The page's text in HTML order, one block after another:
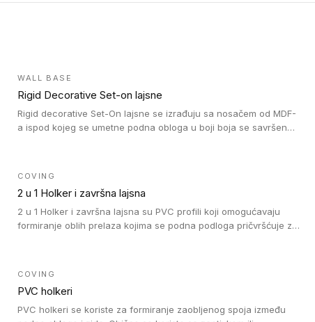
WALL BASE
Rigid Decorative Set-on lajsne
Rigid decorative Set-On lajsne se izrađuju sa nosačem od MDF-
a ispod kojeg se umetne podna obloga u boji boja se savršeno
COVING
2 u 1 Holker i završna lajsna
2 u 1 Holker i završna lajsna su PVC profili koji omogućavaju
formiranje oblih prelaza kojima se podna podloga pričvršćuje za
COVING
PVC holkeri
PVC holkeri se koriste za formiranje zaobljenog spoja između